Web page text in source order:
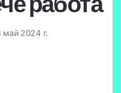
май 2024 г.